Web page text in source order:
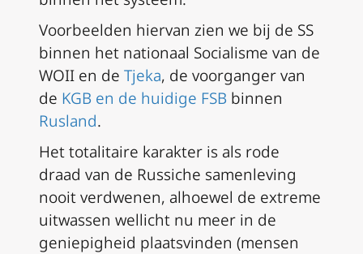
Voorbeelden hiervan zien we bij de SS
binnen het nationaal Socialisme van de
WOII en de Tjeka, de voorganger van
de KGB en de huidige FSB binnen
Rusland.
Het totalitaire karakter is als rode
draad van de Russiche samenleving
nooit verdwenen, alhoewel de extreme
uitwassen wellicht nu meer in de
geniepigheid plaatsvinden (mensen